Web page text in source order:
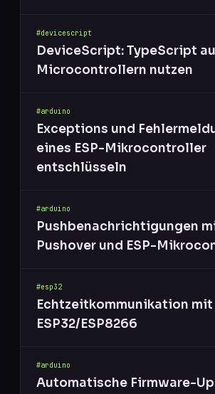
#devicescript
DeviceScript: TypeScript
Microcontrollern nutzen
#arduino
Exceptions und
eines ESP-Mikrocontroller
entschlüsseln
#arduino
Pushbenachrichtigungen
Pushover und ESP-
#esp32
Echtzeitkommunikation mit
ESP32/ESP8266
#arduino
Automatische Firmware-